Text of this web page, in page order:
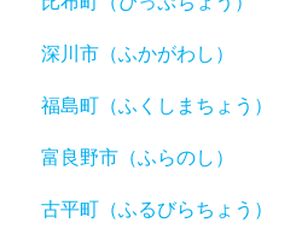
深川市（ふかがわし）
福島町（ふくしまちょう）
富良野市（ふらのし）
古平町（ふるびらちょう）